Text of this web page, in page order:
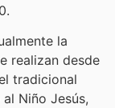
la
realizan desde
tradicional
Niño Jesús,